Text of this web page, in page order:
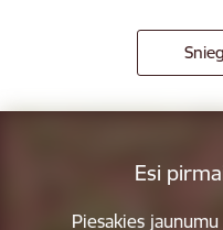
Esi
Piesakies